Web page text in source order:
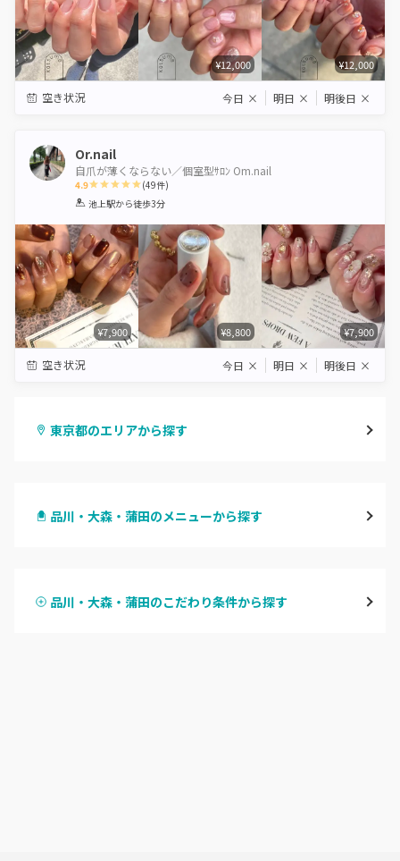
¥12,000 ¥12,000
空き状況 今日 × 明日 × 明後日 ×
Or.nail
自爪が薄くならない／個室型ｻﾛﾝ Om.nail
4.9
1 2 3 4 5
(49件)
池上駅から徒歩3分
¥7,900 ¥8,800 ¥7,900
空き状況 今日 × 明日 × 明後日 ×
東京都のエリアから探す
原宿
品川・大森・蒲田のメニューから探す
ハンドスカルプ
品川・大森・蒲田のこだわり条件から探す